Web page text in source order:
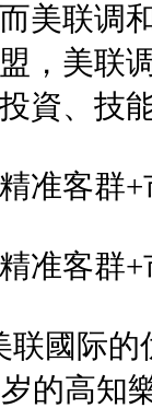
美联调
，美联
資、技
准客群+
准客群+
國际的
的高知